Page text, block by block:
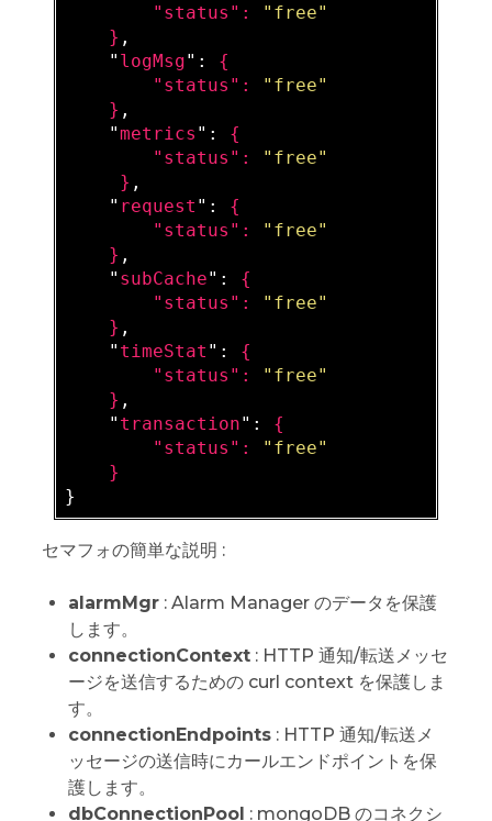
        "
status ":
"free"
} ,
    "
logMsg": {
        "
status ":
"free"
} ,
    "
metrics ": {
        "
status ":
"free"
} ,
    "
request ": {
        "
status ":
"free"
} ,
    "
subCache": {
        "
status ":
"free"
} ,
    "
timeStat ": {
        "
status ":
"free"
} ,
    "
transaction": {
        "
status ":
"free"
セマフォの簡単な説明 :
alarmMgr: Alarm Manager のデータを保護
します。
connectionContext: HTTP 通知/転送メッセ
ージを送信するための curl context を保護しま
す。
connectionEndpoints: HTTP 通知/転送メ
ッセージの送信時にカールエンドポイントを保
護します。
dbConnectionPool : mongoDB のコネクシ